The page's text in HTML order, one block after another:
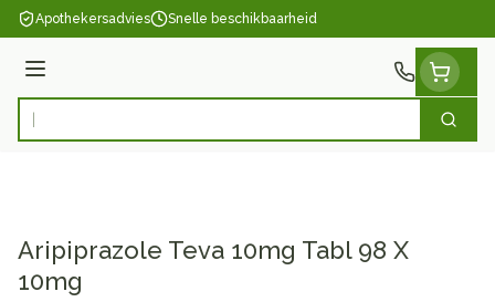
Ga naar de inhoud
Apothekersadvies Snelle beschikbaarheid
Menu
Product, merk, categorie... Zoek
Aripiprazole Teva 10mg Tabl 98 X
10mg